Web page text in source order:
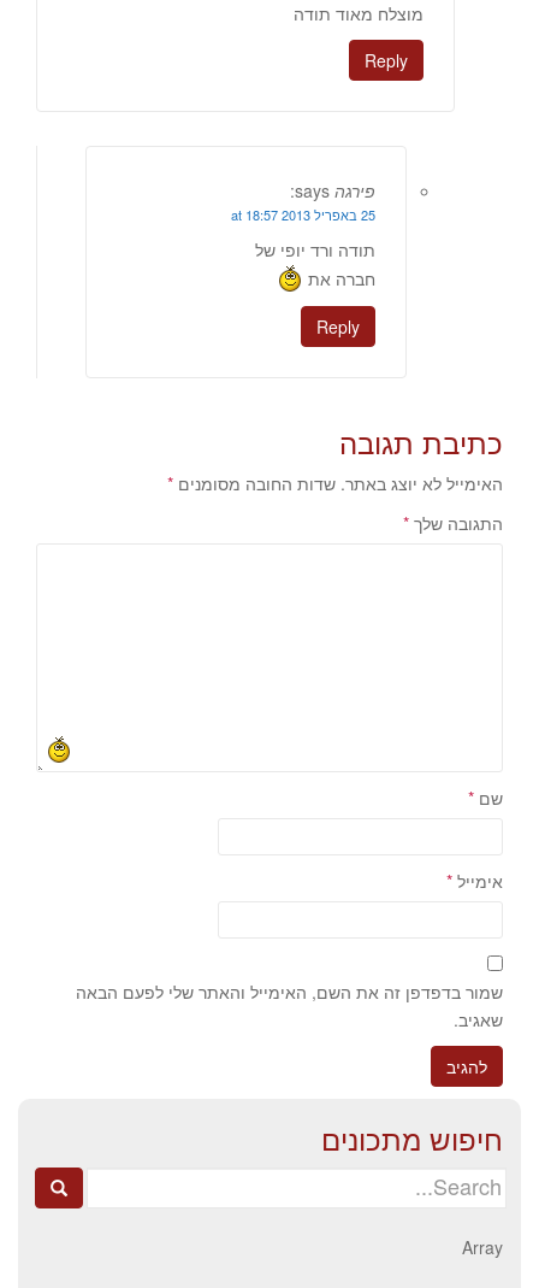
מוצלח מאוד תודה
Reply
פירגה says:
25 באפריל 2013 at 18:57
תודה ורד יופי של
חברה את
Reply
כתיבת תגובה
האימייל לא יוצג באתר. שדות החובה מסומנים *
התגובה שלך *
שם *
אימייל *
שמור בדפדפן זה את השם, האימייל והאתר שלי לפעם הבאה
שאגיב.
חיפוש מתכונים
Search
Array